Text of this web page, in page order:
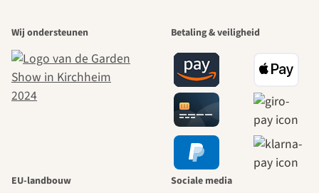
mooiste paden
naar onszelf
leidt door de
tuin.
Wij ondersteunen Betaling & veiligheid
EU-landbouw Sociale media